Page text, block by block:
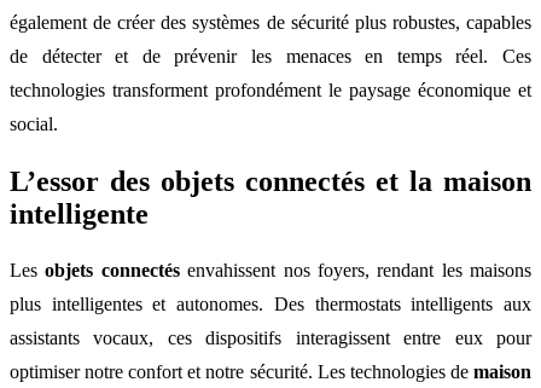
également de créer des systèmes de sécurité plus robustes, capables
de détecter et de prévenir les menaces en temps réel. Ces
technologies transforment profondément le paysage économique et
social.
L’essor des objets connectés et la maison
intelligente
Lesobjets connectésenvahissent nos foyers, rendant les maisons
plus intelligentes et autonomes. Des thermostats intelligents aux
assistants vocaux, ces dispositifs interagissent entre eux pour
optimiser notre confort et notre sécurité. Les technologies de maison